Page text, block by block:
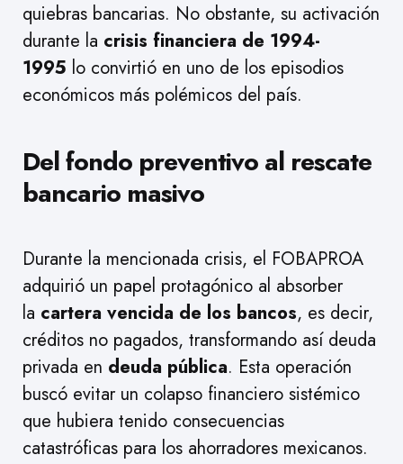
quiebras bancarias. No obstante, su activación
durante la crisis financiera de 1994-
1995 lo convirtió en uno de los episodios
económicos más polémicos del país.
Del fondo preventivo al rescate
bancario masivo
Durante la mencionada crisis, el FOBAPROA
adquirió un papel protagónico al absorber
la cartera vencida de los bancos, es decir,
créditos no pagados, transformando así deuda
privada en deuda pública. Esta operación
buscó evitar un colapso financiero sistémico
que hubiera tenido consecuencias
catastróficas para los ahorradores mexicanos.